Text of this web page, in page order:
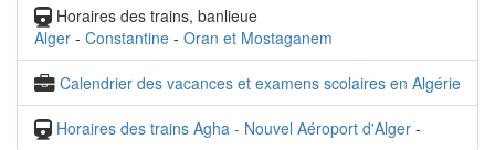
Horaires des trains, banlieue
Alger - Constantine - Oran et Mostaganem
Calendrier des vacances et examens scolaires en Algérie
Horaires des trains Agha - Nouvel Aéroport d'Alger -